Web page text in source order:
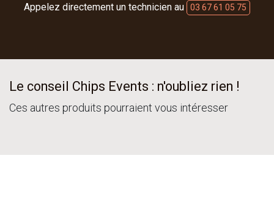
Appelez directement un technicien au 03 67 61 05 75
Le conseil Chips Events : n'oubliez rien !
Ces autres produits pourraient vous intéresser